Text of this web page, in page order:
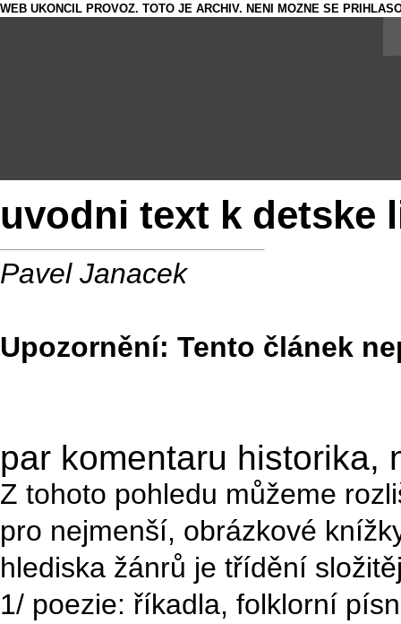
WEB UKONCIL PROVOZ. TOTO JE ARCHIV. NENI MOZNE SE
uvodni text k detske
Pavel Janacek
Upozornění: Tento článek
par komentaru historika,
Z tohoto pohledu můžeme
pro nejmenší, obrázkové
hlediska žánrů je třídění
1/ poezie: říkadla, folklorní